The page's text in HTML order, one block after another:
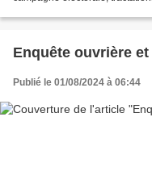
Enquête ouvrière
Publié le 01/08/2024 à 06:44